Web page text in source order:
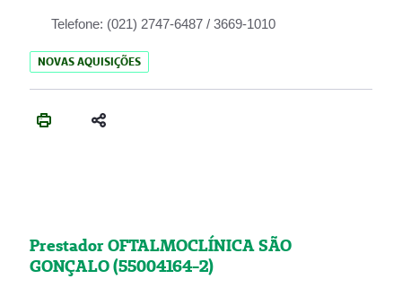
Telefone: (021) 2747-6487 / 3669-1010
NOVAS AQUISIÇÕES
Prestador OFTALMOCLÍNICA SÃO
GONÇALO (55004164-2)